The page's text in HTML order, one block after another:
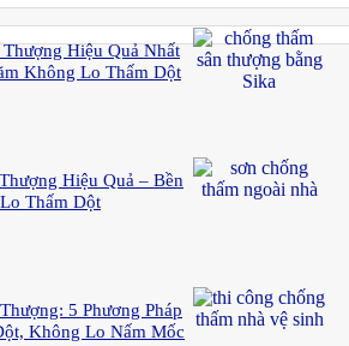
Hiệu Quả Nhất
Không Lo Thấm Dột
Hiệu Quả – Bền
Thấm Dột
5 Phương Pháp
Không Lo Nấm Mốc